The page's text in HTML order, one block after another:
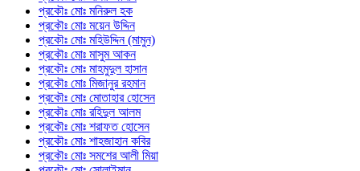
প্রকৌঃ মোঃ মনিরুল হক
প্রকৌঃ মোঃ ময়েন উদ্দিন
প্রকৌঃ মোঃ মহিউদ্দিন (মামুন)
প্রকৌঃ মোঃ মাসুম আকন
প্রকৌঃ মোঃ মাহমুদুল হাসান
প্রকৌঃ মোঃ মিজানুর রহমান
প্রকৌঃ মোঃ মোতাহার হোসেন
প্রকৌঃ মোঃ রহিদুল আলম
প্রকৌঃ মোঃ শরাফত হোসেন
প্রকৌঃ মোঃ শাহজাহান কবির
প্রকৌঃ মোঃ সমশের আলী মিয়া